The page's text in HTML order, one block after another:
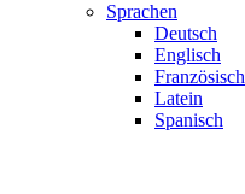
Sprachen
Deutsch
Englisch
Französisch
Latein
Spanisch